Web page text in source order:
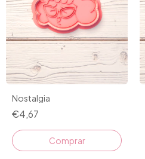
Nostalgia
€4,67
Comprar